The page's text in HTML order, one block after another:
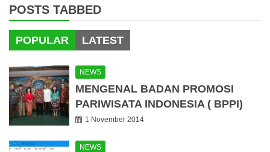
POSTS TABBED
POPULAR LATEST
NEWS
MENGENAL BADAN PROMOSI
PARIWISATA INDONESIA ( BPPI)
1 November 2014
NEWS